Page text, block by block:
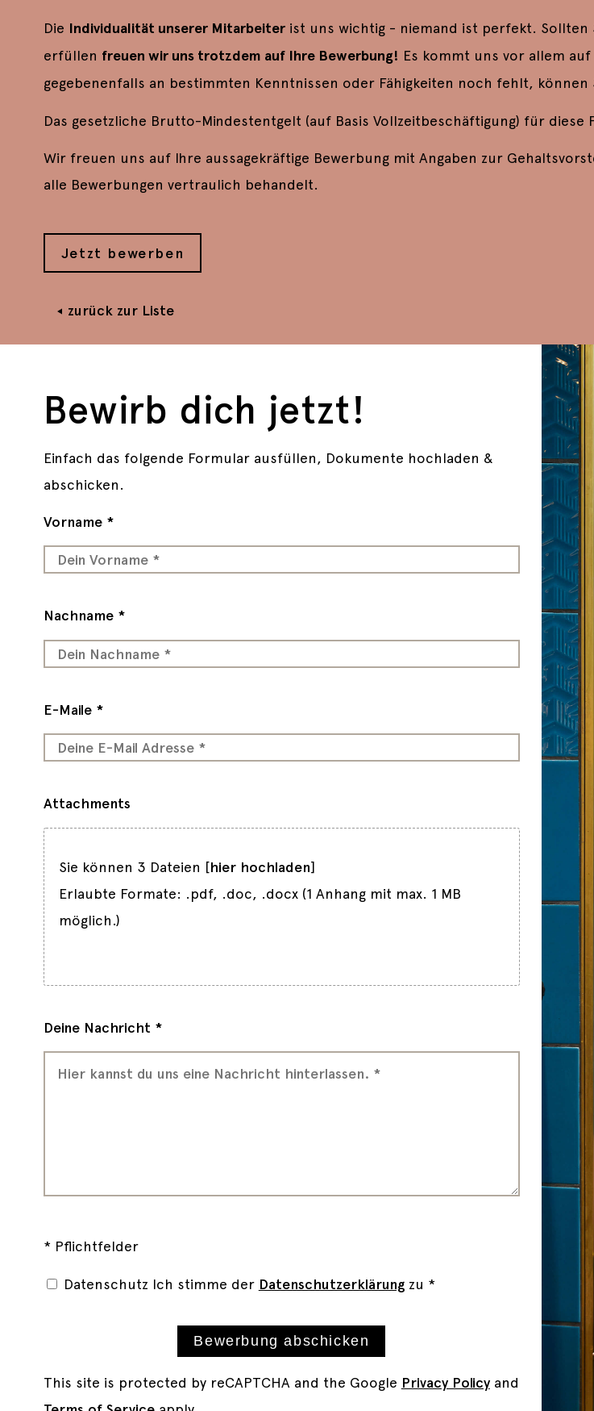
Die Individualität unserer Mitarbeiterist uns wichtig - niemand ist perfekt. Sollten
erfüllen freuen wir uns trotzdem auf Ihre Bewerbung! Es kommt uns vor allem
gegebenenfalls an bestimmten Kenntnissen oder Fähigkeiten noch fehlt, können
Das gesetzliche Brutto-Mindestentgelt (auf Basis Vollzeitbeschäftigung) für diese
Wir freuen uns auf Ihre aussagekräftige Bewerbung mit Angaben zur
alle Bewerbungen vertraulich behandelt.
Jetzt bewerben
zurück zur Liste
Bewirb dich jetzt!
Einfach das folgende Formular ausfüllen, Dokumente hochladen &
abschicken.
Vorname *
Nachname *
E-Maile *
Attachments
Sie können 3 Dateien [hier hochladen]
Erlaubte Formate: .pdf, .doc, .docx (1 Anhang mit max. 1 MB
möglich.)
Deine Nachricht *
* Pflichtfelder
Datenschutz Ich stimme der Datenschutzerklärungzu *
Bewerbung abschicken
This site is protected by reCAPTCHA and the Google Privacy Policyand